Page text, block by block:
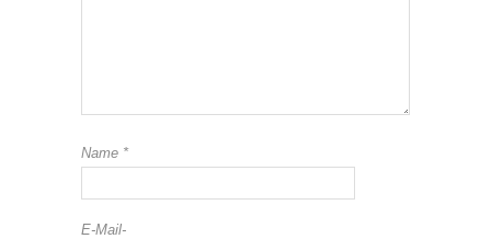
Name *
E-Mail-